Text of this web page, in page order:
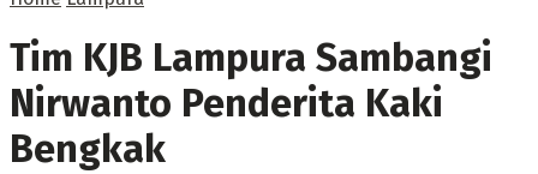
Tim KJB Lampura Sambangi
Nirwanto Penderita Kaki
Bengkak